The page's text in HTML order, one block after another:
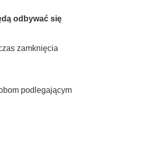
odbywać się
zamknięcia
podlegającym